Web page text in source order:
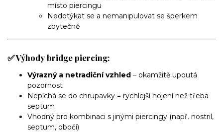
místo piercingu
Nedotýkat se a nemanipulovat se šperkem
zbytečně
✅ Výhody bridge piercing:
Výrazný a netradiční vzhled – okamžitě upoutá
pozornost
Nepíchá se do chrupavky = rychlejší hojení než třeba
septum
Vhodný pro kombinaci s jinými piercingy (např. nostril,
septum, obočí)